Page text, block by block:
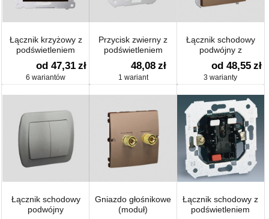
Łącznik krzyżowy z
podświetleniem
(moduł) 10 AX
od 47,31 zł
6 wariantów
Przycisk zwierny z
podświetleniem
48,08 zł
1 wariant
Łącznik schodowy
podwójny z
podświetleniem
(moduł)
od 48,55 zł
3 warianty
Łącznik schodowy
podwójny
Gniazdo głośnikowe
(moduł)
Łącznik schodowy z
podświetleniem